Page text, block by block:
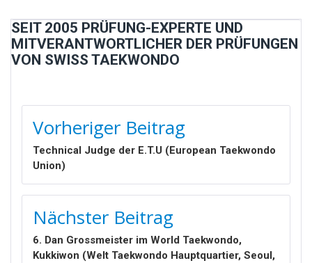
SEIT 2005 PRÜFUNG-EXPERTE UND
MITVERANTWORTLICHER DER PRÜFUNGEN
VON SWISS TAEKWONDO
Vorheriger Beitrag
Technical Judge der E.T.U (European Taekwondo
Union)
Nächster Beitrag
6. Dan Grossmeister im World Taekwondo,
Kukkiwon (Welt Taekwondo Hauptquartier, Seoul,